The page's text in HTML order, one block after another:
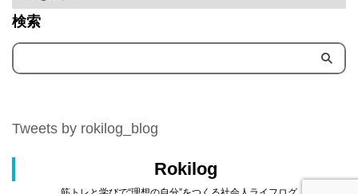
検索
Tweets by rokilog_blog
Rokilog